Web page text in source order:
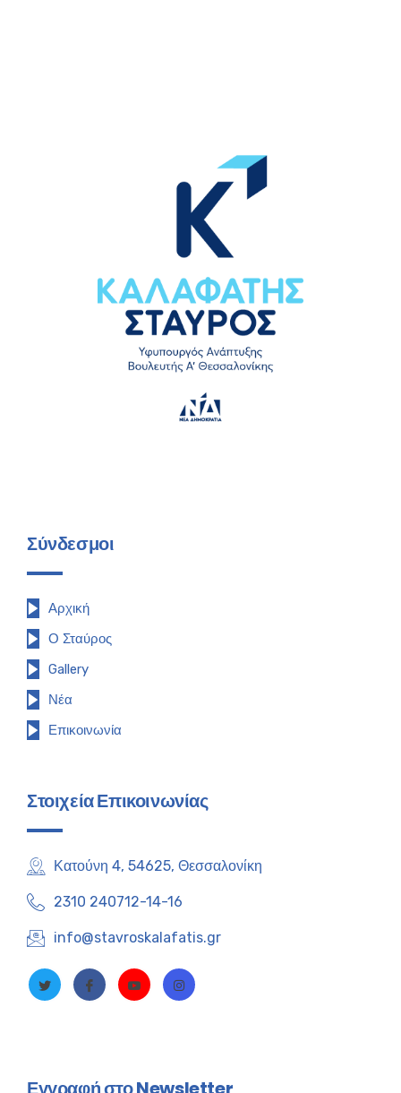
Σύνδεσμοι
Αρχική
Ο Σταύρος
Gallery
Νέα
Επικοινωνία
Στοιχεία Επικοινωνίας
Κατούνη 4, 54625, Θεσσαλονίκη
2310 240712-14-16
info@stavroskalafatis.gr